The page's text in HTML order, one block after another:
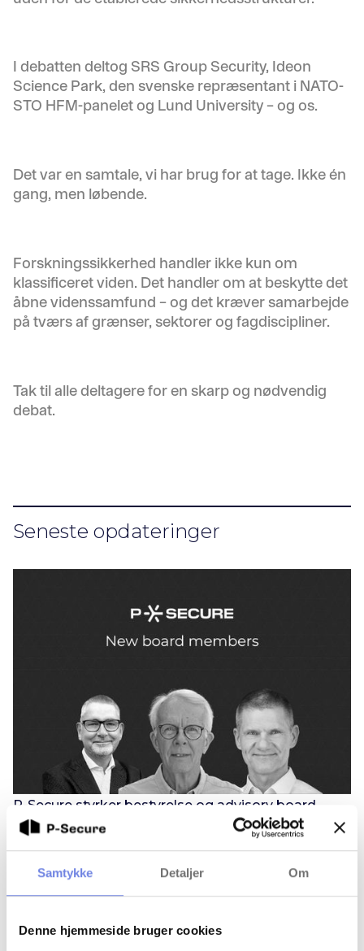
Samtykke Detaljer Om
Denne hjemmeside bruger cookies
I debatten deltog SRS Group Security, Ideon
Science Park, den svenske repræsentant i NATO-
STO HFM-panelet og Lund University – og os.
Det var en samtale, vi har brug for at tage. Ikke én
gang, men løbende.
Forskningssikkerhed handler ikke kun om
klassificeret viden. Det handler om at beskytte det
åbne videnssamfund – og det kræver samarbejde
på tværs af grænser, sektorer og fagdiscipliner.
Tak til alle deltagere for en skarp og nødvendig
debat.
Seneste opdateringer
P-Secure styrker bestyrelse og advisory board
P-Secure styrker bestyrelse og advisory board med en
række tunge profiler fra dansk forsvar, offentlig ledelse og it-
branchen.